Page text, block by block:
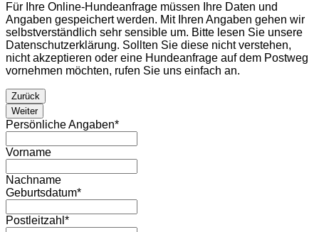
Für Ihre Online-Hundeanfrage müssen Ihre Daten und
Angaben gespeichert werden. Mit Ihren Angaben gehen wir
selbstverständlich sehr sensible um. Bitte lesen Sie unsere
Datenschutzerklärung. Sollten Sie diese nicht verstehen,
nicht akzeptieren oder eine Hundeanfrage auf dem Postweg
vornehmen möchten, rufen Sie uns einfach an.
Zurück
Weiter
Persönliche Angaben*
Vorname
Nachname
Geburtsdatum*
Postleitzahl *